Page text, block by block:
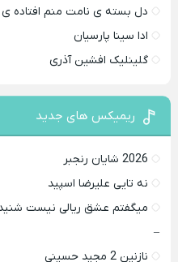
دل بسته ی نامت منم
ادا سینا پارسیان
گلینلیک افشین آذری
ریمیکس های جدید
2026 شایان رنجبر
نه تایی علیرضا اسپید
میگفتم عشق ریالی نیست
–
نازنین 2 مجید حسینی